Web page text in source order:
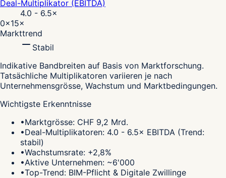
Deal-Multiplikator (EBITDA)
4.0 - 6.5×
0×15×
Markttrend
Stabil
Indikative Bandbreiten auf Basis von Marktforschung.
Tatsächliche Multiplikatoren variieren je nach
Unternehmensgrösse, Wachstum und Marktbedingungen.
Wichtigste Erkenntnisse
•Marktgrösse: CHF 9,2 Mrd.
•Deal-Multiplikatoren: 4.0 - 6.5× EBITDA (Trend:
stabil)
•Wachstumsrate: +2,8%
•Aktive Unternehmen: ~6'000
•Top-Trend: BIM-Pflicht & Digitale Zwillinge